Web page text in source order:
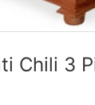
Chili 3